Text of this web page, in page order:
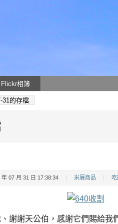
Flickr相簿
31的存檔
年 07 月 31 日 17:38:34 米厝商品 吃
謝天公伯，感謝它們賜給我